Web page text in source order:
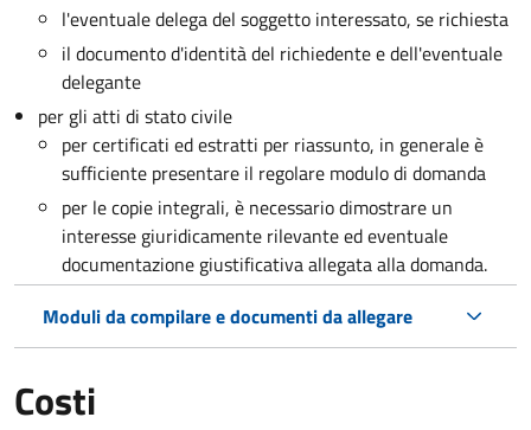
l'eventuale delega del soggetto interessato, se richiesta
il documento d'identità del richiedente e dell'eventuale
delegante
per gli atti di stato civile
per certificati ed estratti per riassunto, in generale è
sufficiente presentare il regolare modulo di domanda
per le copie integrali, è necessario dimostrare un
interesse giuridicamente rilevante ed eventuale
documentazione giustificativa allegata alla domanda.
Moduli da compilare e documenti da allegare
Costi